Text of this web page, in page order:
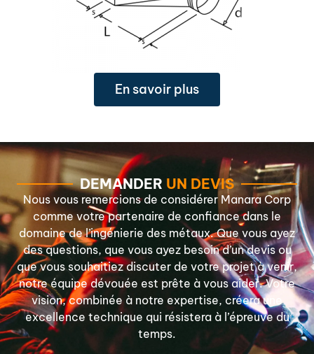
En savoir plus
DEMANDER UN DEVIS
Nous vous remercions de considérer Manara Corp
comme votre partenaire de confiance dans le
domaine de l’ingénierie des métaux. Que vous ayez
des questions, que vous ayez besoin d’un devis ou
que vous souhaitiez discuter de votre projet à venir,
notre équipe dévouée est prête à vous aider. Votre
vision, combinée à notre expertise, créera une
excellence technique qui résistera à l’épreuve du
temps.